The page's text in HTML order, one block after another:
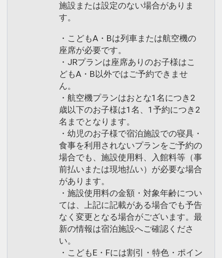
施設または設定のない場合がありま
す。
・こどもA・Bは列車または航空機の
座席が必要です。
・JRプランは座席ありのお子様はこ
どもA・B以外ではご予約できませ
ん。
・航空機プランはおとな1名につき2
歳以下のお子様は1名、1予約につき2
名までとなります。
・幼児のお子様で宿泊施設での寝具・
食事を利用されないプランをご予約の
場合でも、施設使用料、入館料等（事
前払いまたは現地払い）が必要な場合
があります。
・施設使用料の金額・対象年齢につい
ては、上記に記載がある場合でも予告
なく変更となる場合がございます。最
新の情報は宿泊施設へご確認くださ
い。
・こどもE・Fには割引・特色・ポイン